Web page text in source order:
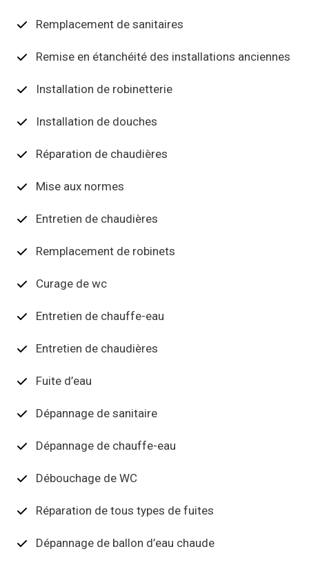
Remplacement de sanitaires
Remise en étanchéité des installations anciennes
Installation de robinetterie
Installation de douches
Réparation de chaudières
Mise aux normes
Entretien de chaudières
Remplacement de robinets
Curage de wc
Entretien de chauffe-eau
Entretien de chaudières
Fuite d’eau
Dépannage de sanitaire
Dépannage de chauffe-eau
Débouchage de WC
Réparation de tous types de fuites
Dépannage de ballon d’eau chaude